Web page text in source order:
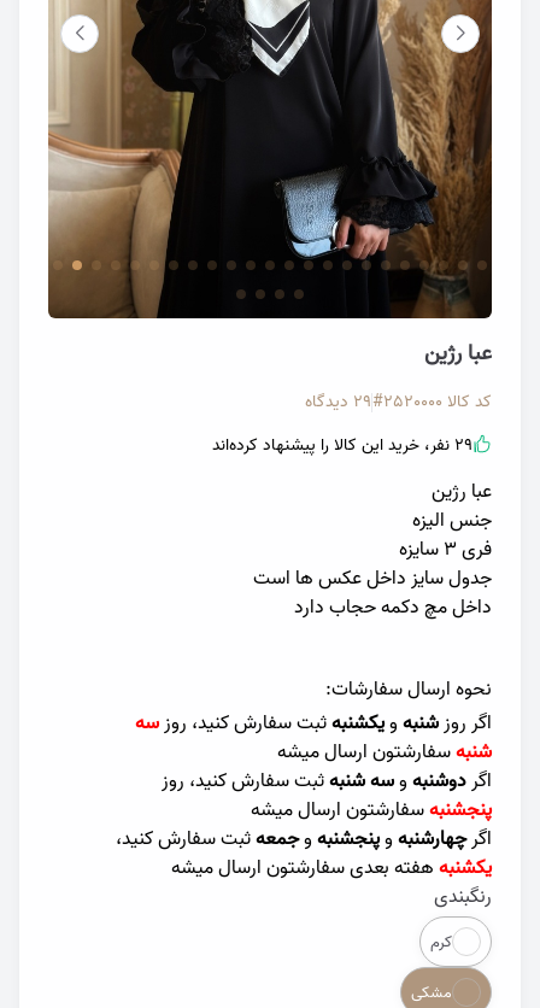
عبا رژین
کد کالا 2520000# 29 دیدگاه
29 نفر، خرید این کالا را پیشنهاد کرده‌اند
عبا رژین
جنس الیزه
فری ۳ سایزه
جدول سایز داخل عکس ها است
داخل مچ دکمه حجاب دارد
نحوه ارسال سفارشات:
اگر روزشنبهویکشنبهثبت سفارش کنید، روزسه
شنبهسفارشتون ارسال میشه
اگردوشنبهوسه شنبهثبت سفارش کنید، روز
پنجشنبهسفارشتون ارسال میشه
اگرچهارشنبهوپنجشنبهوجمعهثبت سفارش کنید،
یکشنبههفته بعدی سفارشتون ارسال میشه
رنگبندی
Colorکرم
مشکی